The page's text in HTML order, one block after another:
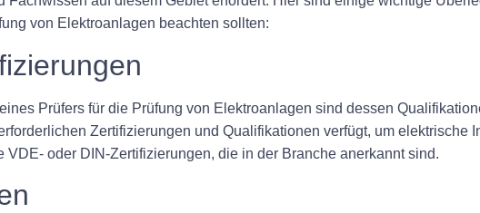
von Elektroanlagen beachten sollten:
Prüfers für die Prüfung von Elektroanlagen sind dessen
Zertifizierungen und Qualifikationen verfügt, um elektrische
oder DIN-Zertifizierungen, die in der Branche anerkannt sind.